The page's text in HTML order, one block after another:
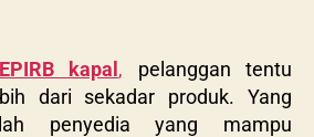
EPIRB kapal, pelanggan tentu
dari sekadar produk. Yang
penyedia yang mampu